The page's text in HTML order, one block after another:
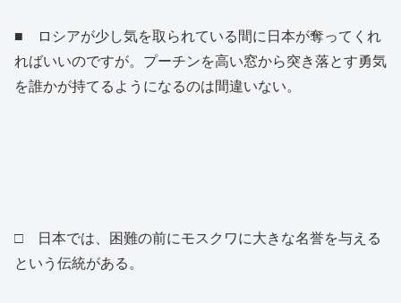
■ ロシアが少し気を取られている間に日本が奪ってくれ
ればいいのですが。プーチンを高い窓から突き落とす勇気
を誰かが持てるようになるのは間違いない。
□ 日本では、困難の前にモスクワに大きな名誉を与える
という伝統がある。